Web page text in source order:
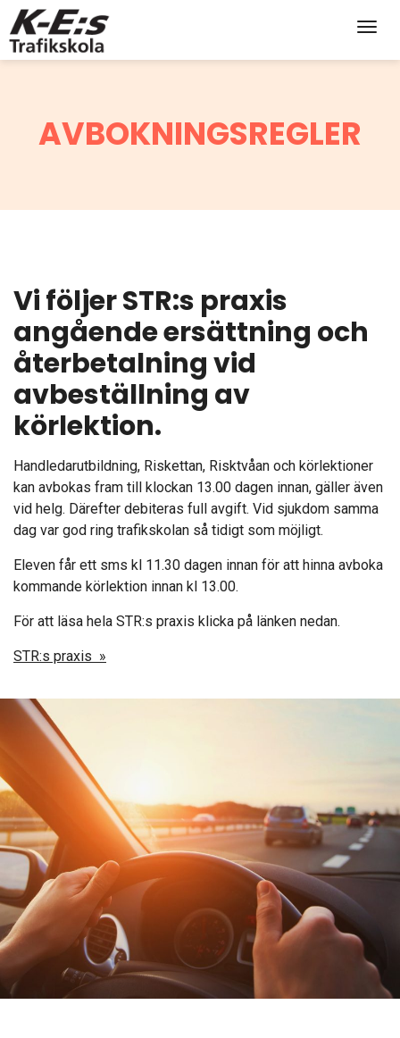
AVBOKNINGSREGLER
Vi följer STR:s praxis
angående ersättning och
återbetalning vid
avbeställning av
körlektion.
Handledarutbildning, Riskettan, Risktvåan och körlektioner
kan avbokas fram till klockan 13.00 dagen innan, gäller även
vid helg. Därefter debiteras full avgift. Vid sjukdom samma
dag var god ring trafikskolan så tidigt som möjligt.
Eleven får ett sms kl 11.30 dagen innan för att hinna avboka
kommande körlektion innan kl 13.00.
För att läsa hela STR:s praxis klicka på länken nedan.
STR:s praxis »